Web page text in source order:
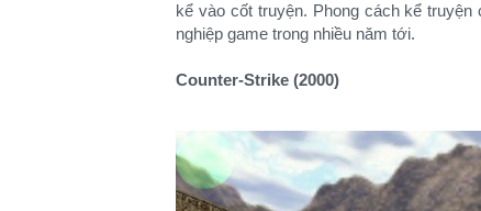
kể vào cốt truyện. Phong cách kể
nghiệp game trong nhiều năm tới.
Counter-Strike (2000)